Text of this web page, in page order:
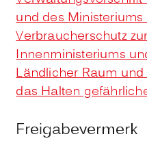
und des
Verbraucherschutz
Innenministeriums
Ländlicher Raum
das Halten
Freigabevermerk